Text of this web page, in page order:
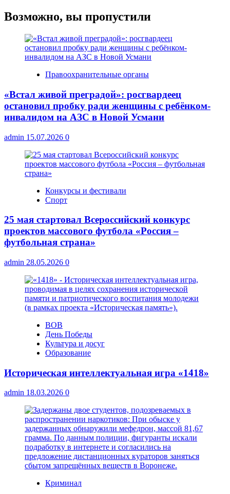
Возможно, вы пропустили
Правоохранительные органы
«Встал живой преградой»: росгвардеец
остановил пробку ради женщины с ребёнком-
инвалидом на АЗС в Новой Усмани
admin 15.07.2026 0
Конкурсы и фестивали
Спорт
25 мая стартовал Всероссийский конкурс
проектов массового футбола «Россия –
футбольная страна»
admin 28.05.2026 0
ВОВ
День Победы
Культура и досуг
Образование
Историческая интеллектуальная игра «1418»
admin 18.03.2026 0
Криминал